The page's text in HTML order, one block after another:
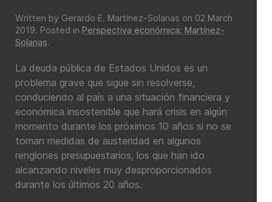
Written by Gerardo E. Martínez-Solanas on 02 March
2019. Posted in Perspectiva económica: Martínez-
Solanas.
La deuda pública de Estados Unidos es un
problema grave que sigue sin resolverse,
conduciendo al país a una situación financiera y
económica insostenible que hará crisis en algún
momento durante los próximos 10 años si no se
toman medidas de austeridad en algunos
renglones presupuestarios, los que han ido
alcanzando niveles muy desproporcionados
durante los últimos 20 años.